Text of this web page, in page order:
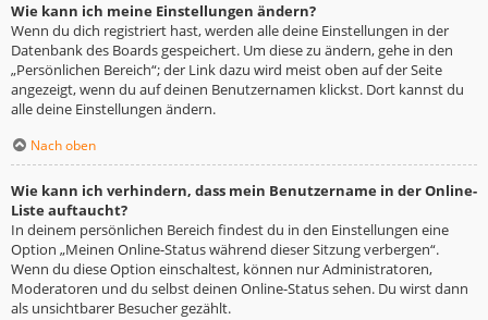
Wie kann ich meine Einstellungen ändern?
Wenn du dich registriert hast, werden alle deine Einstellungen in der
Datenbank des Boards gespeichert. Um diese zu ändern, gehe in den
„Persönlichen Bereich“; der Link dazu wird meist oben auf der Seite
angezeigt, wenn du auf deinen Benutzernamen klickst. Dort kannst du
alle deine Einstellungen ändern.
Nach oben
Wie kann ich verhindern, dass mein Benutzername in der Online-
Liste auftaucht?
In deinem persönlichen Bereich findest du in den Einstellungen eine
Option „Meinen Online-Status während dieser Sitzung verbergen“.
Wenn du diese Option einschaltest, können nur Administratoren,
Moderatoren und du selbst deinen Online-Status sehen. Du wirst dann
als unsichtbarer Besucher gezählt.